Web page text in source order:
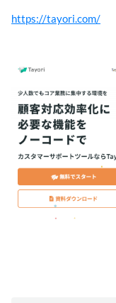
https://tayori.com/